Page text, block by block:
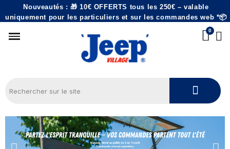
Nouveautés : 🎁 10€ OFFERTS tous les 250€ – valable
uniquement pour les particuliers et sur les commandes web *📦